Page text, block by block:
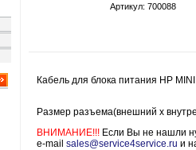
Артикул: 700088
Кабель для блока питания HP MINI
Размер разъема(внешний x
ВНИМАНИЕ!!! Если Вы не нашли
e-mailsales@service4service.ru и